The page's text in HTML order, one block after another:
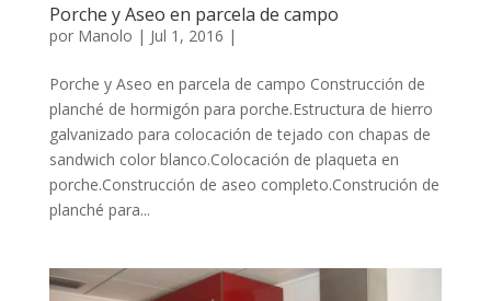
Porche y Aseo en parcela de campo
por Manolo | Jul 1, 2016 |
Porche y Aseo en parcela de campo Construcción de
planché de hormigón para porche.Estructura de hierro
galvanizado para colocación de tejado con chapas de
sandwich color blanco.Colocación de plaqueta en
porche.Construcción de aseo completo.Construción de
planché para...